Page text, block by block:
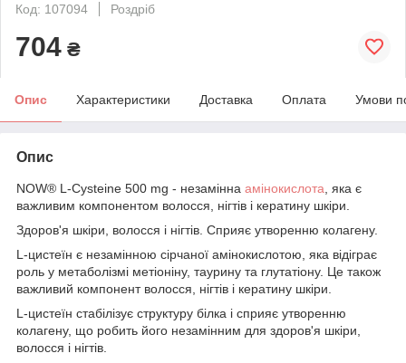
Код: 107094
Роздріб
704 ₴
Опис Характеристики Доставка Оплата Умови
Опис
NOW® L-Cysteine 500 mg - незамінна амінокислота , яка є
важливим компонентом волосся, нігтів і кератину шкіри.
Здоров'я шкіри, волосся і нігтів. Сприяє утворенню колагену.
L-цистеїн є незамінною сірчаної амінокислотою, яка відіграє
роль у метаболізмі метіоніну, таурину та глутатіону. Це також
важливий компонент волосся, нігтів і кератину шкіри.
L-цистеїн стабілізує структуру білка і сприяє утворенню
колагену, що робить його незамінним для здоров'я шкіри,
волосся і нігтів.